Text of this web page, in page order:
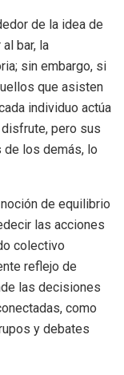
de la idea de
bar, la
sin embargo, si
que asisten
individuo actúa
pero sus
los demás, lo
de equilibrio
las acciones
colectivo
reflejo de
las decisiones
como
y debates